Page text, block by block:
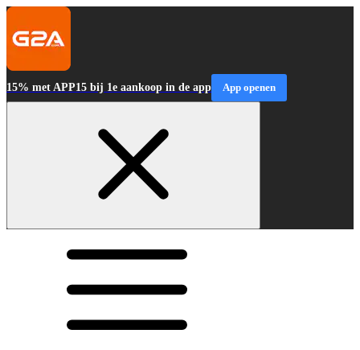
15% met APP15 bij 1e aankoop in de app App openen